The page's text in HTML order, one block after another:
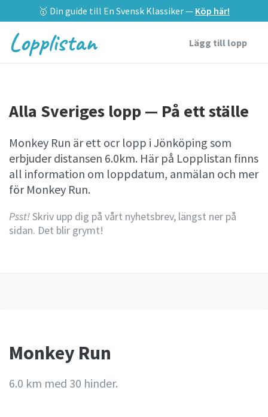
🥇 Din guide till En Svensk Klassiker — Köp här!
Lopplistan Lägg till lopp
Alla Sveriges lopp — På ett ställe
Monkey Run är ett ocr lopp i Jönköping som
erbjuder distansen 6.0km. Här på Lopplistan finns
all information om loppdatum, anmälan och mer
för Monkey Run.
Psst!Skriv upp dig på vårt nyhetsbrev, längst ner på
sidan. Det blir grymt!
Monkey Run
6.0 km med 30 hinder.